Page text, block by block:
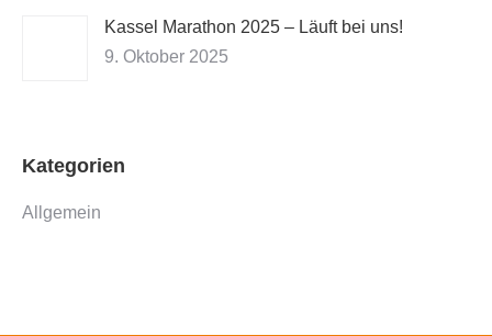
Kassel Marathon 2025 – Läuft bei uns!
9. Oktober 2025
Kategorien
Allgemein